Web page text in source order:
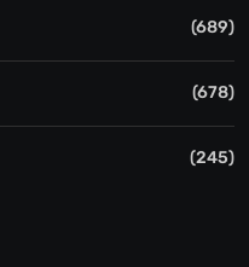
(689)
(678)
(245)